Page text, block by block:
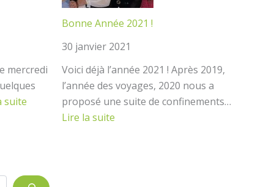
mercredi
suite
Bonne Année 2021 !
30 janvier 2021
Voici déjà l’année 2021 ! Après 2019,
l’année des voyages, 2020 nous a
proposé une suite de confinements…
Lire la suite